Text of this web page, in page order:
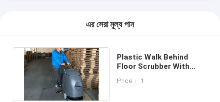
এর সেরা মূল্য পান
Plastic Walk Behind
Floor Scrubber With
Factory
Price： 1